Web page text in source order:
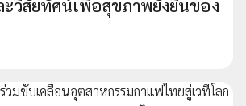
ะวิสัยทัศน์เพื่อสุขภาพยั่งยืนของ